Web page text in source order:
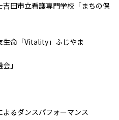
田市立看護専門学校「まちの保
生命「Vitality」ふじやま
」
よるダンスパフォーマンス